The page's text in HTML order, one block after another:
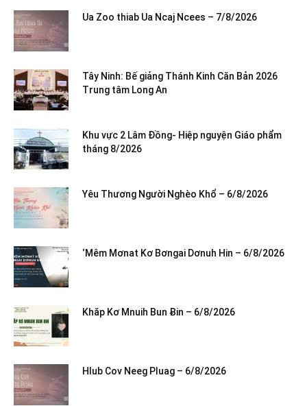
Ua Zoo thiab Ua Ncaj Ncees – 7/8/2026
Tây Ninh: Bế giảng Thánh Kinh Căn Bản 2026
Trung tâm Long An
Khu vực 2 Lâm Đồng- Hiệp nguyện Giáo phẩm
tháng 8/2026
Yêu Thương Người Nghèo Khổ – 6/8/2026
‘Mêm Mơnat Kơ Bơngai Dơnuh Hin – 6/8/2026
Khăp Kơ Mnuih Bun Ƀin – 6/8/2026
Hlub Cov Neeg Pluag – 6/8/2026